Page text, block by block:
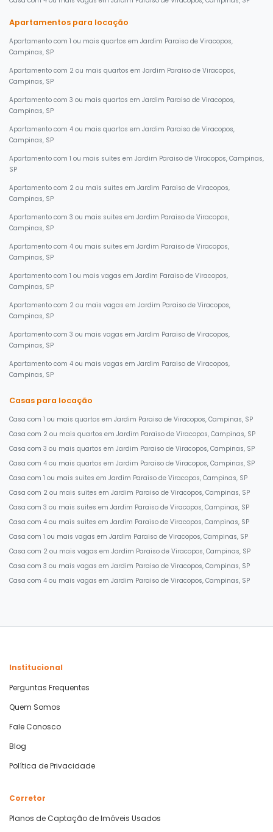
Apartamentos para locação
Apartamento com 1 ou mais quartos em Jardim Paraiso de Viracopos,
Campinas, SP
Apartamento com 2 ou mais quartos em Jardim Paraiso de Viracopos,
Campinas, SP
Apartamento com 3 ou mais quartos em Jardim Paraiso de Viracopos,
Campinas, SP
Apartamento com 4 ou mais quartos em Jardim Paraiso de Viracopos,
Campinas, SP
Apartamento com 1 ou mais suites em Jardim Paraiso de Viracopos, Campinas,
SP
Apartamento com 2 ou mais suites em Jardim Paraiso de Viracopos,
Campinas, SP
Apartamento com 3 ou mais suites em Jardim Paraiso de Viracopos,
Campinas, SP
Apartamento com 4 ou mais suites em Jardim Paraiso de Viracopos,
Campinas, SP
Apartamento com 1 ou mais vagas em Jardim Paraiso de Viracopos,
Campinas, SP
Apartamento com 2 ou mais vagas em Jardim Paraiso de Viracopos,
Campinas, SP
Apartamento com 3 ou mais vagas em Jardim Paraiso de Viracopos,
Campinas, SP
Apartamento com 4 ou mais vagas em Jardim Paraiso de Viracopos,
Campinas, SP
Casas para locação
Casa com 1 ou mais quartos em Jardim Paraiso de Viracopos, Campinas, SP
Casa com 2 ou mais quartos em Jardim Paraiso de Viracopos, Campinas, SP
Casa com 3 ou mais quartos em Jardim Paraiso de Viracopos, Campinas, SP
Casa com 4 ou mais quartos em Jardim Paraiso de Viracopos, Campinas, SP
Casa com 1 ou mais suites em Jardim Paraiso de Viracopos, Campinas, SP
Casa com 2 ou mais suites em Jardim Paraiso de Viracopos, Campinas, SP
Casa com 3 ou mais suites em Jardim Paraiso de Viracopos, Campinas, SP
Casa com 4 ou mais suites em Jardim Paraiso de Viracopos, Campinas, SP
Casa com 1 ou mais vagas em Jardim Paraiso de Viracopos, Campinas, SP
Casa com 2 ou mais vagas em Jardim Paraiso de Viracopos, Campinas, SP
Casa com 3 ou mais vagas em Jardim Paraiso de Viracopos, Campinas, SP
Casa com 4 ou mais vagas em Jardim Paraiso de Viracopos, Campinas, SP
Institucional
Perguntas Frequentes
Quem Somos
Fale Conosco
Blog
Política de Privacidade
Corretor
Planos de Captação de Imóveis Usados